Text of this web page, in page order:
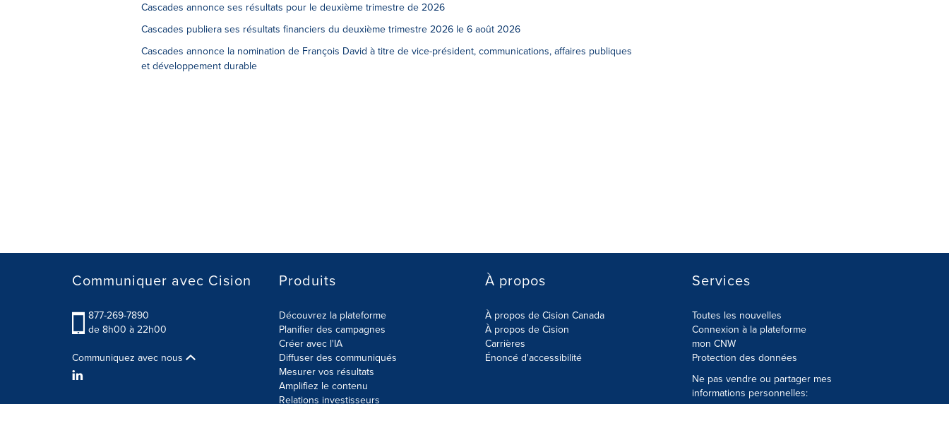
Cascades annonce ses résultats pour le deuxième trimestre de 2026
Cascades publiera ses résultats financiers du deuxième trimestre 2026 le 6 août 2026
Cascades annonce la nomination de François David à titre de vice-président, communications, affaires publiques
et développement durable
Communiquer avec Cision
877-269-7890
de 8h00 à 22h00
Communiquez avec nous
Produits
Découvrez la plateforme
Planifier des campagnes
Créer avec l'IA
Diffuser des communiqués
Mesurer vos résultats
Amplifiez le contenu
Relations investisseurs
À propos
À propos de Cision Canada
À propos de Cision
Carrières
Énoncé d'accessibilité
Services
Toutes les nouvelles
Connexion à la plateforme
mon CNW
Protection des données
Ne pas vendre ou partager mes
informations personnelles: